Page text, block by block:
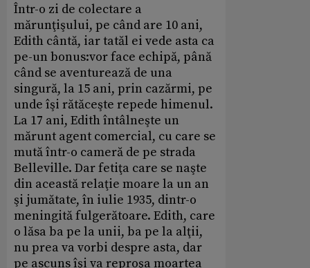
Într-o zi de colectare a
mărunţişului, pe când are 10 ani,
Edith cântă, iar tatăl ei vede asta ca
pe-un bonus:vor face echipă, până
când se aventurează de una
singură, la 15 ani, prin cazărmi, pe
unde îşi rătăceşte repede himenul.
La 17 ani, Edith întâlneşte un
mărunt agent comercial, cu care se
mută într-o cameră de pe strada
Belleville. Dar fetiţa care se naşte
din această relaţie moare la un an
şi jumătate, în iulie 1935, dintr-o
meningită fulgerătoare. Edith, care
o lăsa ba pe la unii, ba pe la alţii,
nu prea va vorbi despre asta, dar
pe ascuns îşi va reproşa moartea